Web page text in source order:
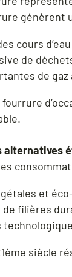
génèrent
cours
de
de gaz
alternatives
et
de filières
siècle